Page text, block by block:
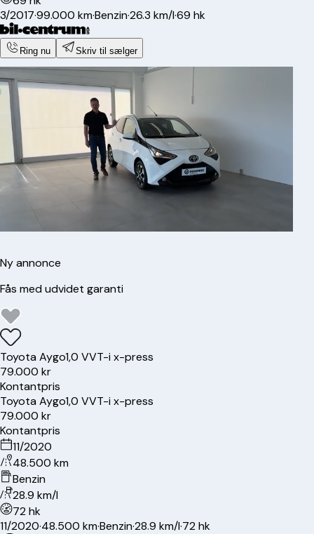
3/2017·99.000 km·Benzin·26.3 km/l·69 hk
Ring nu Skriv til sælger
Ny annonce
Fås med udvidet garanti
ToyotaAygo1,0 VVT-i x-press
79.000 kr
Kontantpris
ToyotaAygo1,0 VVT-i x-press
79.000 kr
Kontantpris
11/2020
48.500 km
Benzin
28.9 km/l
72 hk
11/2020·48.500 km·Benzin·28.9 km/l·72 hk